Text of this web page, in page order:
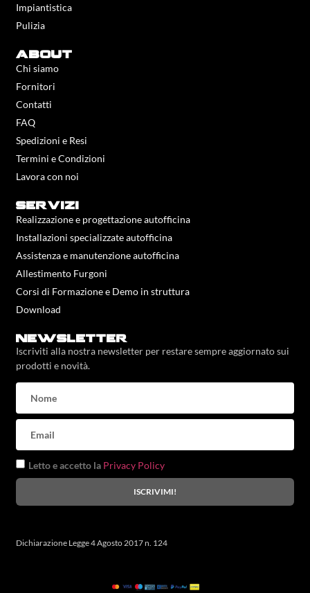
Impiantistica
Pulizia
about
Chi siamo
Fornitori
Contatti
FAQ
Spedizioni e Resi
Termini e Condizioni
Lavora con noi
servizi
Realizzazione e progettazione autofficina
Installazioni specializzate autofficina
Assistenza e manutenzione autofficina
Allestimento Furgoni
Corsi di Formazione e Demo in struttura
Download
newsletter
Iscriviti alla nostra newsletter per restare sempre aggiornato sui
prodotti e novità.
Letto e accetto la Privacy Policy
ISCRIVIMI!
Dichiarazione Legge 4 Agosto 2017 n. 124